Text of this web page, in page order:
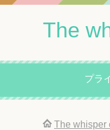
The
プラ
The whisper